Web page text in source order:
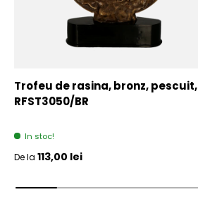
Trofeu de rasina, bronz, pescuit,
RFST3050/BR
In stoc!
Pret initial
De la 113,00 lei